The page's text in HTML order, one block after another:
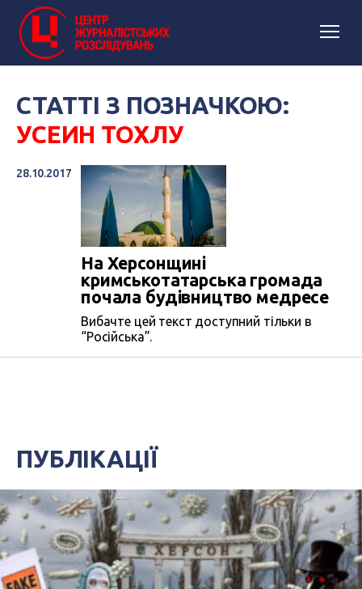
СТАТТІ З ПОЗНАЧКОЮ:
УСЕИН ТОХЛУ
28.10.2017
На Херсонщині
кримськотатарська громада
почала будівництво медресе
Вибачте цей текст доступний тільки в
“Російська”.
ПУБЛІКАЦІЇ